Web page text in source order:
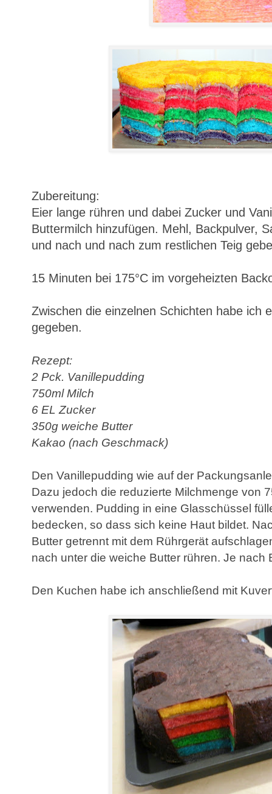
Zubereitung:
Eier lange rühren und dabei Zucker und
Buttermilch hinzufügen. Mehl, Backpulver,
und nach und nach zum restlichen Teig
15 Minuten bei 175°C im vorgeheizten
Zwischen die einzelnen Schichten habe ich
gegeben.
Rezept:
2 Pck. Vanillepudding
750ml Milch
6 EL Zucker
350g weiche Butter
Kakao (nach Geschmack)
Den Vanillepudding wie auf der
Dazu jedoch die reduzierte Milchmenge von
verwenden. Pudding in eine Glasschüssel
bedecken, so dass sich keine Haut bildet.
Butter getrennt mit dem Rührgerät
nach unter die weiche Butter rühren. Je nach
Den Kuchen habe ich anschließend mit